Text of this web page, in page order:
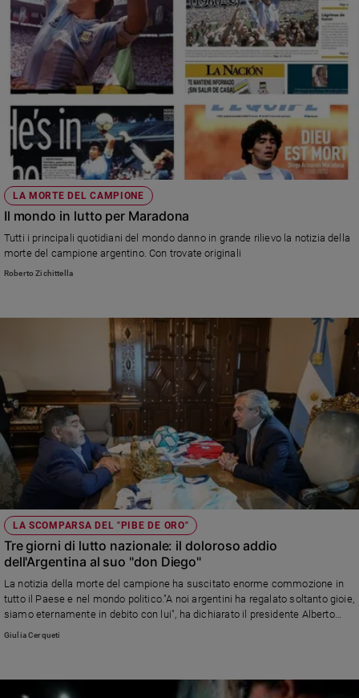
LA MORTE DEL CAMPIONE
Il mondo in lutto per Maradona
Tutti i principali quotidiani del mondo danno in grande rilievo la notizia della
morte del campione argentino. Con trovate originali
Roberto Zichittella
LA SCOMPARSA DEL "PIBE DE ORO"
Tre giorni di lutto nazionale: il doloroso addio
dell'Argentina al suo "don Diego"
La notizia della morte del campione ha suscitato enorme commozione in
tutto il Paese e nel mondo politico."A noi argentini ha regalato soltanto gioie,
siamo eternamente in debito con lui", ha dichiarato il presidente Alberto
Fernández, del quale Maradona era un convinto sostenitore.
Giulia Cerqueti